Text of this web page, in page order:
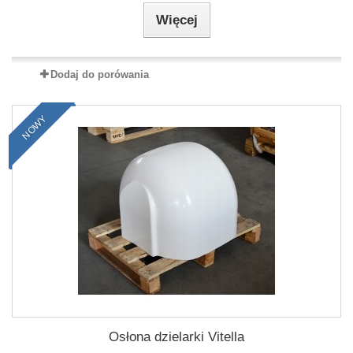
Więcej
Dodaj do porówania
NOWY
Osłona dzielarki Vitella